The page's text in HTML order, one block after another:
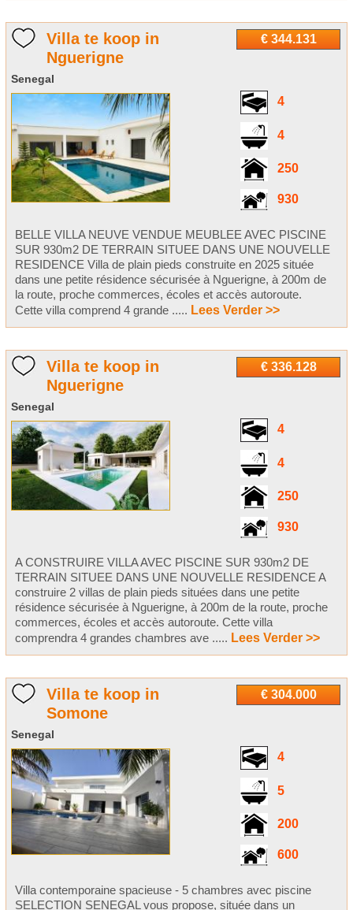
€ 344.131
Villa te koop in
Nguerigne
Senegal
4
4
250
930
BELLE VILLA NEUVE VENDUE MEUBLEE AVEC PISCINE
SUR 930m2 DE TERRAIN SITUEE DANS UNE NOUVELLE
RESIDENCE Villa de plain pieds construite en 2025 située
dans une petite résidence sécurisée à Nguerigne, à 200m de
la route, proche commerces, écoles et accès autoroute.
Cette villa comprend 4 grande ..... Lees Verder >>
€ 336.128
Villa te koop in
Nguerigne
Senegal
4
4
250
930
A CONSTRUIRE VILLA AVEC PISCINE SUR 930m2 DE
TERRAIN SITUEE DANS UNE NOUVELLE RESIDENCE A
construire 2 villas de plain pieds situées dans une petite
résidence sécurisée à Nguerigne, à 200m de la route, proche
commerces, écoles et accès autoroute. Cette villa
comprendra 4 grandes chambres ave ..... Lees Verder >>
€ 304.000
Villa te koop in
Somone
Senegal
4
5
200
600
Villa contemporaine spacieuse - 5 chambres avec piscine
SELECTION SENEGAL vous propose, située dans un